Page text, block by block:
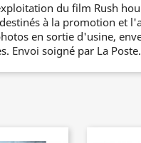
du film Rush
à la promotion et
en sortie d'usine,
Envoi soigné par La Poste.